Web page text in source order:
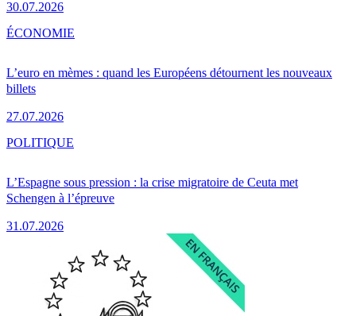
30.07.2026
L’euro en mèmes : quand les Européens détournent les nouveaux
billets
27.07.2026
ÉCONOMIE
L’Espagne sous pression : la crise migratoire de Ceuta met
Schengen à l’épreuve
31.07.2026
POLITIQUE